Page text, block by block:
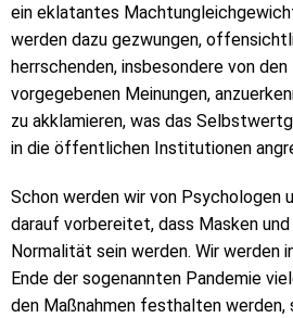
ein eklatantes
werden dazu gezwungen,
herrschenden, insbesondere von
vorgegebenen Meinungen,
zu akklamieren, was das
in die öffentlichen Institutionen
Schon werden wir von Psychologen
darauf vorbereitet, dass Masken
Normalität sein werden. Wir werden
Ende der sogenannten Pandemie
den Maßnahmen festhalten werden,